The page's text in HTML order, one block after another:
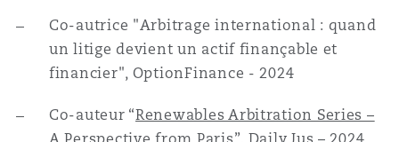
Co-autrice "Arbitrage international : quand
un litige devient un actif finançable et
financier", OptionFinance - 2024
Co-auteur “Renewables Arbitration Series –